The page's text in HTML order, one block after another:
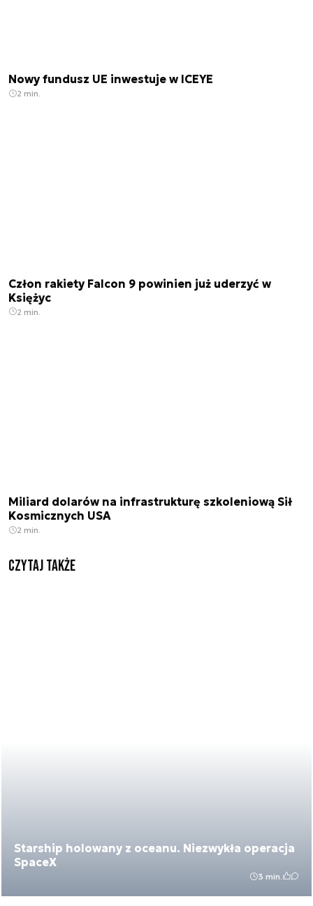
Nowy fundusz UE inwestuje w ICEYE
2 min.
Człon rakiety Falcon 9 powinien już uderzyć w
Księżyc
2 min.
Miliard dolarów na infrastrukturę szkoleniową Sił
Kosmicznych USA
2 min.
Czytaj także
Starship holowany z oceanu. Niezwykła operacja
SpaceX
3 min.